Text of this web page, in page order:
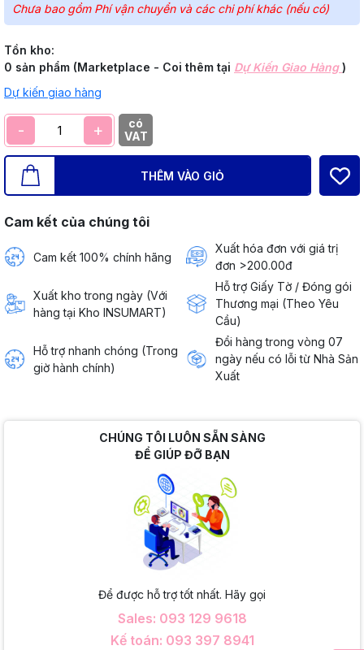
Chưa bao gồm Phí vận chuyển và các chi phí khác (nếu có)
Tồn kho:
0 sản phẩm (Marketplace - Coi thêm tại Dự Kiến Giao Hàng)
Dự kiến giao hàng
- +
có
VAT
THÊM VÀO GIỎ
Cam kết của chúng tôi
Cam kết 100% chính hãng
Xuất hóa đơn với giá trị
đơn >200.00đ
Xuất kho trong ngày (Với
hàng tại Kho INSUMART)
Hỗ trợ Giấy Tờ / Đóng gói
Thương mại (Theo Yêu
Cầu)
Hỗ trợ nhanh chóng (Trong
giờ hành chính)
Đổi hàng trong vòng 07
ngày nếu có lỗi từ Nhà Sản
Xuất
CHÚNG TÔI LUÔN SẴN SÀNG
ĐỂ GIÚP ĐỠ BẠN
Để được hỗ trợ tốt nhất. Hãy gọi
Sales: 093 129 9618
Kế toán: 093 397 8941